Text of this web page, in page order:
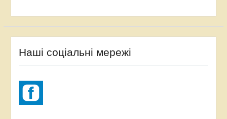
Наші соціальні мережі